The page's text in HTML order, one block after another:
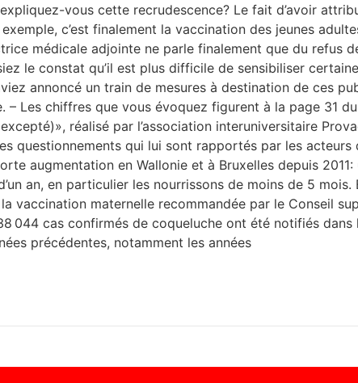
vous cette recrudescence? Le fait d’avoir
c’est finalement la vaccination des jeunes
médicale adjointe ne parle finalement que du refus
le constat qu’il est plus difficile de sensibiliser
annoncé un train de mesures à destination de ces
– Les chiffres que vous évoquez figurent à la page 31
réalisé par l’association interuniversitaire
questionnements qui lui sont rapportés par les
augmentation en Wallonie et à Bruxelles depuis
an, en particulier les nourrissons de moins de 5
vaccination maternelle recommandée par le Conseil
044 cas confirmés de coqueluche ont été notifiés
précédentes, notamment les années